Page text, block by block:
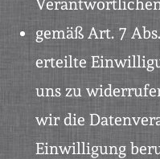
gemäß Art. 7
erteilte
uns zu
wir die
Einwilligung